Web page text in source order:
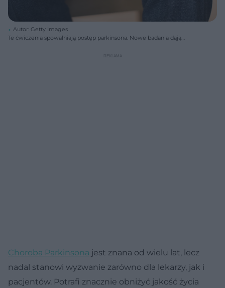
Autor: Getty Images
Te ćwiczenia spowalniają postęp parkinsona. Nowe badania dają
Choroba Parkinsona jest znana od wielu lat, lecz
nadal stanowi wyzwanie zarówno dla lekarzy, jak i
pacjentów. Potrafi znacznie obniżyć jakość życia